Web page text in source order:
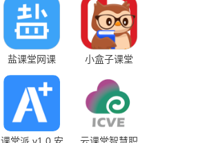
盐课堂网课
6.2.0 安卓版
小盒子课堂